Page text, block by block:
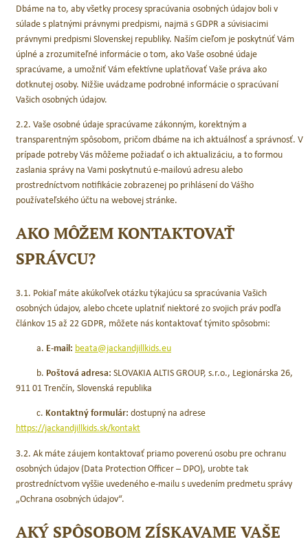
Dbáme na to, aby všetky procesy spracúvania osobných údajov boli v
súlade s platnými právnymi predpismi, najmä s GDPR a súvisiacimi
právnymi predpismi Slovenskej republiky. Naším cieľom je poskytnúť Vám
úplné a zrozumiteľné informácie o tom, ako Vaše osobné údaje
spracúvame, a umožniť Vám efektívne uplatňovať Vaše práva ako
dotknutej osoby. Nižšie uvádzame podrobné informácie o spracúvaní
Vašich osobných údajov.
2.2. Vaše osobné údaje spracúvame zákonným, korektným a
transparentným spôsobom, pričom dbáme na ich aktuálnosť a správnosť. V
prípade potreby Vás môžeme požiadať o ich aktualizáciu, a to formou
zaslania správy na Vami poskytnutú e-mailovú adresu alebo
prostredníctvom notifikácie zobrazenej po prihlásení do Vášho
používateľského účtu na webovej stránke.
AKO MÔŽEM KONTAKTOVAŤ
SPRÁVCU?
3.1. Pokiaľ máte akúkoľvek otázku týkajúcu sa spracúvania Vašich
osobných údajov, alebo chcete uplatniť niektoré zo svojich práv podľa
článkov 15 až 22 GDPR, môžete nás kontaktovať týmito spôsobmi:
a. E-mail: beata@jackandjillkids.eu
b. Poštová adresa: SLOVAKIA ALTIS GROUP, s.r.o., Legionárska 26,
911 01 Trenčín, Slovenská republika
c. Kontaktný formulár: dostupný na adrese
https://jackandjillkids.sk/kontakt
3.2. Ak máte záujem kontaktovať priamo poverenú osobu pre ochranu
osobných údajov (Data Protection Officer – DPO), urobte tak
prostredníctvom vyššie uvedeného e-mailu s uvedením predmetu správy
„Ochrana osobných údajov“.
AKÝ SPÔSOBOM ZÍSKAVAME VAŠE